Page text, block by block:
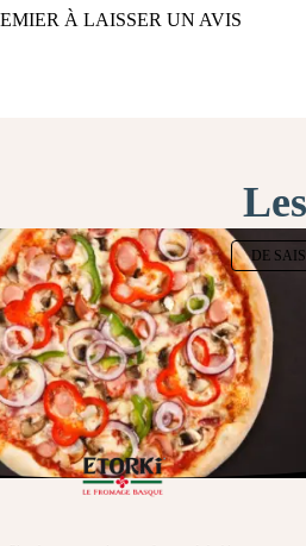
À LAISSER UN AVIS
DE